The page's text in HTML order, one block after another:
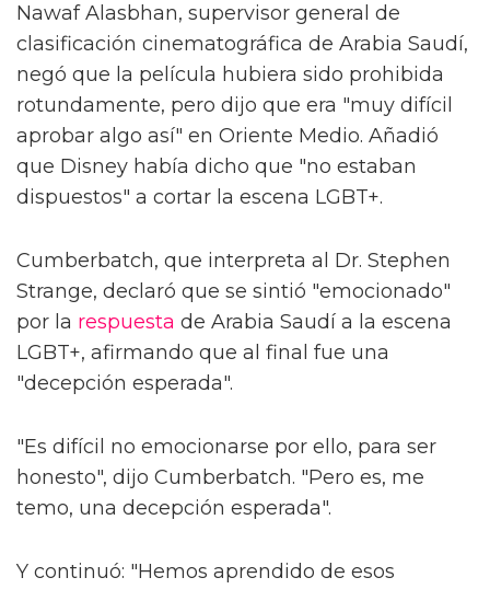
Nawaf Alasbhan, supervisor general de
clasificación cinematográfica de Arabia Saudí,
negó que la película hubiera sido prohibida
rotundamente, pero dijo que era "muy difícil
aprobar algo así" en Oriente Medio. Añadió
que Disney había dicho que "no estaban
dispuestos" a cortar la escena LGBT+.
Cumberbatch, que interpreta al Dr. Stephen
Strange, declaró que se sintió "emocionado"
por la respuesta de Arabia Saudí a la escena
LGBT+, afirmando que al final fue una
"decepción esperada".
"Es difícil no emocionarse por ello, para ser
honesto", dijo Cumberbatch. "Pero es, me
temo, una decepción esperada".
Y continuó: "Hemos aprendido de esos